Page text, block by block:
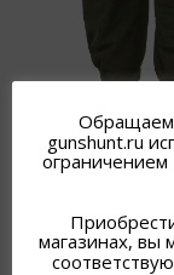
КОСТЮМ
48-50/170-
В
Обращаем
gunshunt.ru
магазинах, вы